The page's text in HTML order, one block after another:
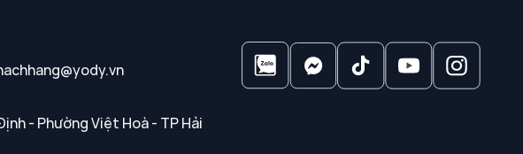
- Phường Việt Hoà - TP Hải